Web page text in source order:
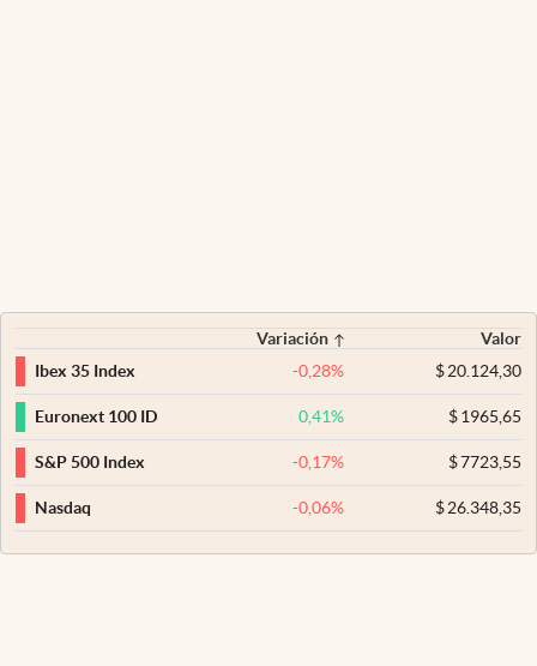
Variación
Valor
Ibex 35 Index
-0,28% $20.124,30
Euronext 100 ID 0,41% $1965,65
S&P 500 Index -0,17% $7723,55
Nasdaq -0,06% $26.348,35